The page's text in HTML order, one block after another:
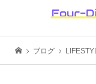
ブログ